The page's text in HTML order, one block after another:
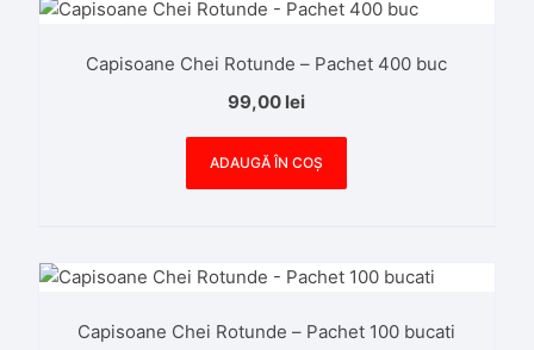
Capisoane Chei Rotunde – Pachet 400 buc
99,00 lei
ADAUGĂ ÎN COȘ
Capisoane Chei Rotunde – Pachet 100 bucati